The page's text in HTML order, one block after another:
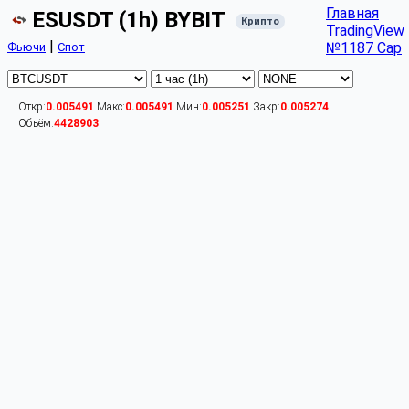
ESUSDT (1h) BYBIT Крипто
Фьючи | Спот
Главная
TradingView
№1187 Cap
Откр:0.005491 Макс:0.005491 Мин:0.005251 Закр:0.005274
Объём:4428903